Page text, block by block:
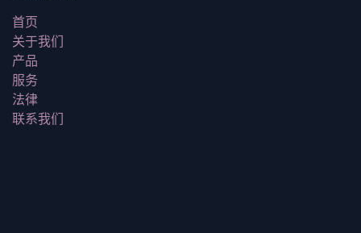
首页
关于我们
产品
服务
法律
联系我们